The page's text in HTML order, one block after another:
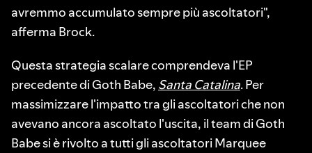
avremmo accumulato sempre più ascoltatori",
afferma Brock.
Questa strategia scalare comprendeva l'EP
precedente di Goth Babe, Santa Catalina. Per
massimizzare l'impatto tra gli ascoltatori che non
avevano ancora ascoltato l'uscita, il team di Goth
Babe si è rivolto a tutti gli ascoltatori Marquee